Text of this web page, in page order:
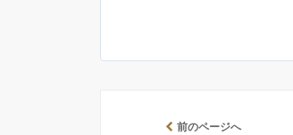
前のページへ